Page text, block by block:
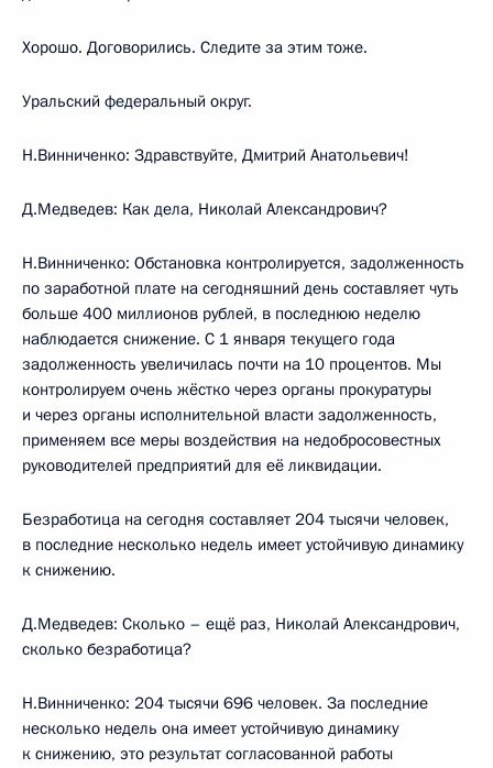
Хорошо. Договорились. Следите за этим тоже.
Уральский федеральный округ.
Н.Винниченко: Здравствуйте, Дмитрий Анатольевич!
Д.Медведев: Как дела, Николай Александрович?
Н.Винниченко: Обстановка контролируется, задолженность
по заработной плате на сегодняшний день составляет чуть
больше 400 миллионов рублей, в последнюю неделю
наблюдается снижение. С 1 января текущего года
задолженность увеличилась почти на 10 процентов. Мы
контролируем очень жёстко через органы прокуратуры
и через органы исполнительной власти задолженность,
применяем все меры воздействия на недобросовестных
руководителей предприятий для её ликвидации.
Безработица на сегодня составляет 204 тысячи человек,
в последние несколько недель имеет устойчивую динамику
к снижению.
Д.Медведев: Сколько – ещё раз, Николай Александрович,
сколько безработица?
Н.Винниченко: 204 тысячи 696 человек. За последние
несколько недель она имеет устойчивую динамику
к снижению, это результат согласованной работы